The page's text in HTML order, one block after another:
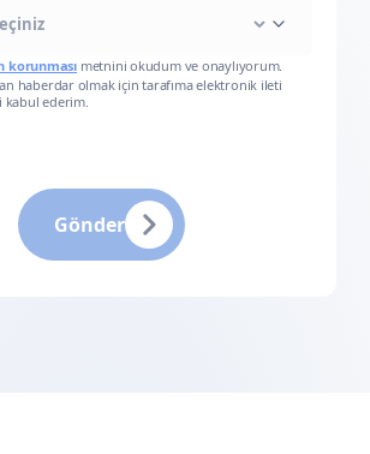
korunması metnini okudum ve onaylıyorum.
haberdar olmak için tarafıma elektronik ileti
ederim.
Gönder